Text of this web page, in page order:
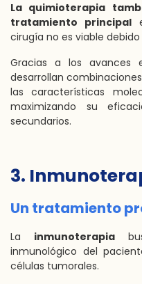
La quimioterapia
tratamiento principal
cirugía no es viable
Gracias a los avances
desarrollan
las características
maximizando su
secundarios.
3.
Un tratamiento
La inmunoterapia
inmunológico del
células tumorales.